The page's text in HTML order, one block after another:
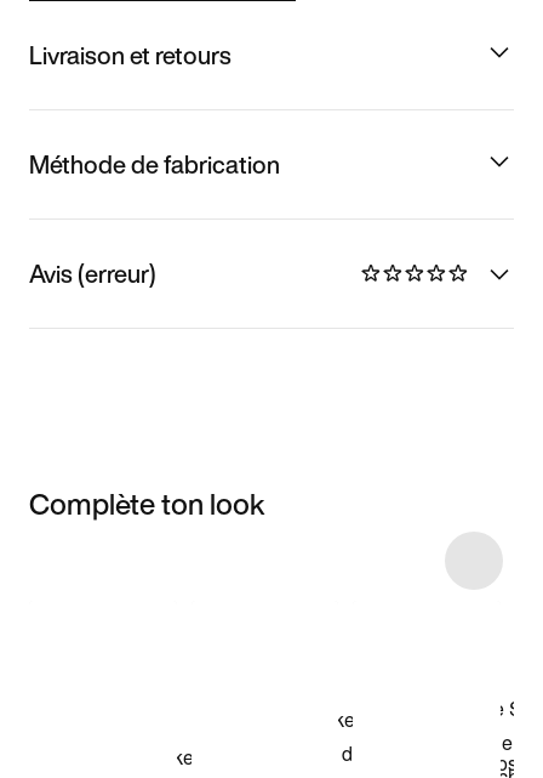
Livraison et retours
Méthode de fabrication
Avis (erreur)
Complète ton look